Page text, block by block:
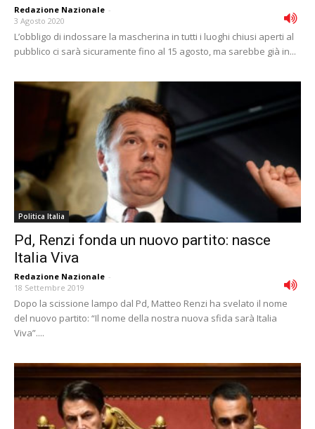
Redazione Nazionale -
3 Agosto 2020
L’obbligo di indossare la mascherina in tutti i luoghi chiusi aperti al
pubblico ci sarà sicuramente fino al 15 agosto, ma sarebbe già in...
Politica Italia
Pd, Renzi fonda un nuovo partito: nasce
Italia Viva
Redazione Nazionale -
18 Settembre 2019
Dopo la scissione lampo dal Pd, Matteo Renzi ha svelato il nome
del nuovo partito: “Il nome della nostra nuova sfida sarà Italia
Viva”....